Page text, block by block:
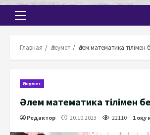
Основное
Главная Әлеумет Әлем математика тілімен
Әлеумет
Әлем математика тілімен
Редактор 20.10.2023 22110 1 оқу